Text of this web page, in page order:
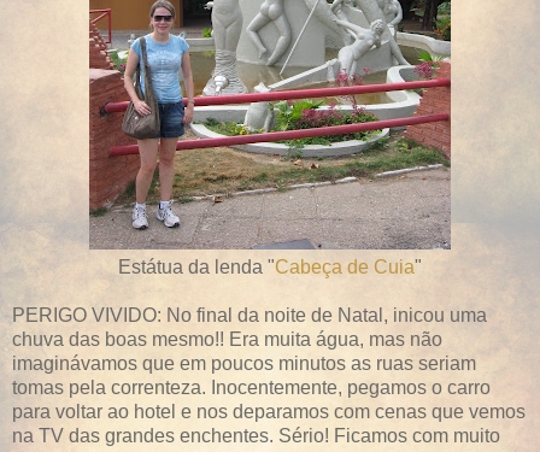
Estátua da lenda "Cabeça de Cuia"
PERIGO VIVIDO: No final da noite de Natal, inicou uma
chuva das boas mesmo!! Era muita água, mas não
imaginávamos que em poucos minutos as ruas seriam
tomas pela correnteza. Inocentemente, pegamos o carro
para voltar ao hotel e nos deparamos com cenas que vemos
na TV das grandes enchentes. Sério! Ficamos com muito